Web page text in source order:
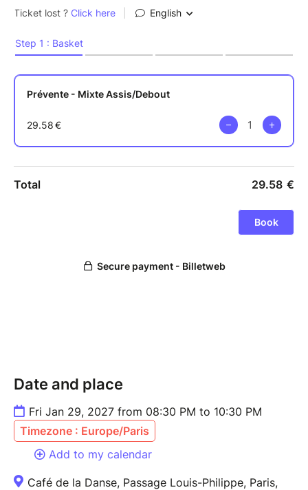
Date and place
Fri Jan 29, 2027 from 08:30 PM to 10:30 PM
Timezone : Europe/Paris
Add to my calendar
Café de la Danse, Passage Louis-Philippe, Paris,